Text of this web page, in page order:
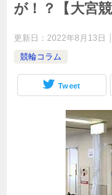
が！？【大宮
更新日： 2022年8月13日
競輪コラム
Tweet